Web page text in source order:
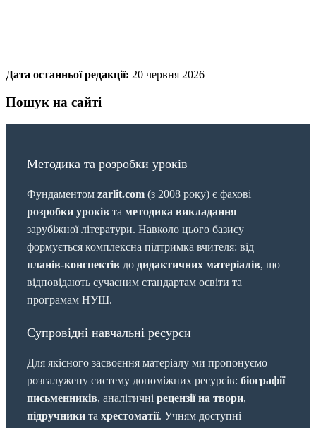
Дата останньої редакції: 20 червня 2026
Пошук на сайті
Методика та розробки уроків
Фундаментом zarlit.com (з 2008 року) є фахові
розробки уроків та методика викладання
зарубіжної літератури. Навколо цього базису
формується комплексна підтримка вчителя: від
планів-конспектів до дидактичних матеріалів, що
відповідають сучасним стандартам освіти та
програмам НУШ.
Супровідні навчальні ресурси
Для якісного засвоєння матеріалу ми пропонуємо
розгалужену систему допоміжних ресурсів: біографії
письменників, аналітичні рецензії на твори,
підручники та хрестоматії. Учням доступні